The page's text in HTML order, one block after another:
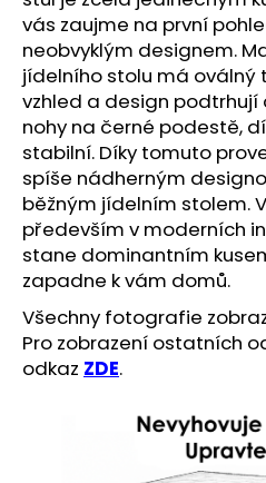
vás zaujme na první
neobvyklým designem.
jídelního stolu má oválný
vzhled a design podtrhují
nohy na černé podestě,
stabilní. Díky tomuto
spíše nádherným
běžným jídelním stolem.
především v moderních
stane dominantním
zapadne k vám domů.
Všechny fotografie
Pro zobrazení ostatních
odkaz ZDE.
u
j
e
m
e